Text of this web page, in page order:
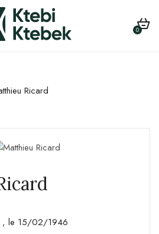
0
Ricard
, le 15/02/1946